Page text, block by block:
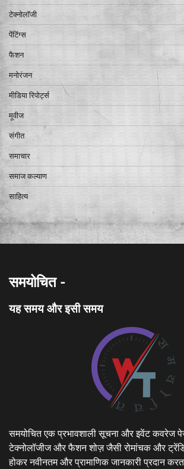
टेक्नोलॉजी
पेंटिंग्स
फैशन
मनोरंजन
मीडिया रिपोर्ट्स
मूवीज
संगीत
समाचार
समाज कल्याण
साहित्य
समयोचित -
यह समय और इसी समय
समयोचित एक प्रभावशाली सूचना और इवेंट कवरेज
टेक्नोलॉजीज और फैशन शोज़ जैसी रोमांचक और
होकर नवीनतम और प्रामाणिक जानकारी प्रदान